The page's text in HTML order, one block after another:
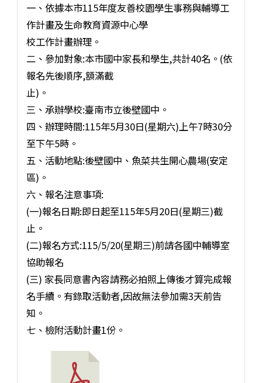
一、依據本市115年度友善校園學生事務與輔導工
作計畫及生命教育資源中心學
校工作計畫辦理。
二、參加對象:本市國中家長和學生,共計40名。(依
報名先後順序,額滿截
止)。
三、承辦學校:臺南市立後壁國中。
四、辦理時間:115年5月30日(星期六)上午7時30分
至下午5時。
五、活動地點:後壁國中、魚菜共生開心農場(安定
區)。
六、報名注意事項:
(一)報名日期:即日起至115年5月20日(星期三)截
止。
(二)報名方式:115/5/20(星期三)前請各國中輔導室
協助報名
(三) 家長同意書內容請務必拍照上傳後才算完成報
名手續。有錄取活動者,因故無法參加需3天前告
知。
七、檢附活動計畫1份。